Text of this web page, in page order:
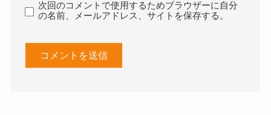
次回のコメントで使用するためブラウザーに自分
の名前、メールアドレス、サイトを保存する。